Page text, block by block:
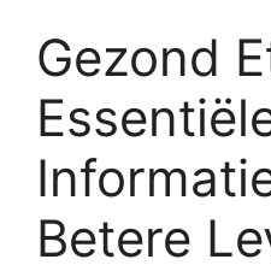
Gezond
Betere